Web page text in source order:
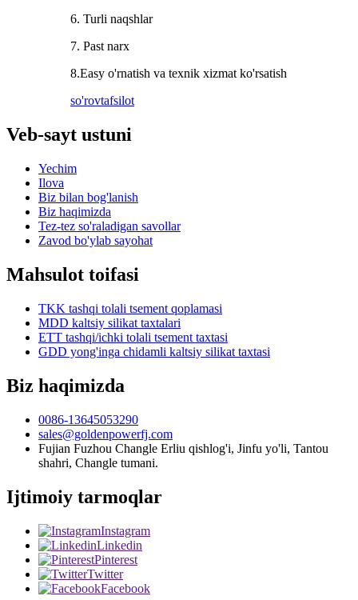
6. Turli naqshlar
7. Past narx
8.Easy o'rnatish va texnik xizmat ko'rsatish
so'rovtafsilot
Veb-sayt ustuni
Yechim
Ilova
Biz bilan bog'lanish
Biz haqimizda
Tez-tez so'raladigan savollar
Zavod bo'ylab sayohat
Mahsulot toifasi
TKK tashqi tolali tsement qoplamasi
MDD kaltsiy silikat taxtalari
ETT tashqi/ichki tolali tsement taxtasi
GDD yong'inga chidamli kaltsiy silikat taxtasi
Biz haqimizda
0086-13645053290
sales@goldenpowerfj.com
Fujian Fuzhou Changle Erliu qishlog'i, Jinfu yo'li, Tantou
shahri, Changle tumani.
Ijtimoiy tarmoqlar
Instagram
Linkedin
Pinterest
Twitter
Facebook